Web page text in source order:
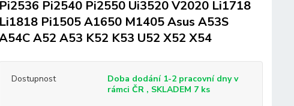
Pi2536 Pi2540 Pi2550 Ui3520 V2020 Li1718
Li1818 Pi1505 A1650 M1405 Asus A53S
A52 A53 K52 K53 U52 X52 X54
Dostupnost
Doba dodání 1-2 pracovní dny v
rámci ČR , SKLADEM 7 ks